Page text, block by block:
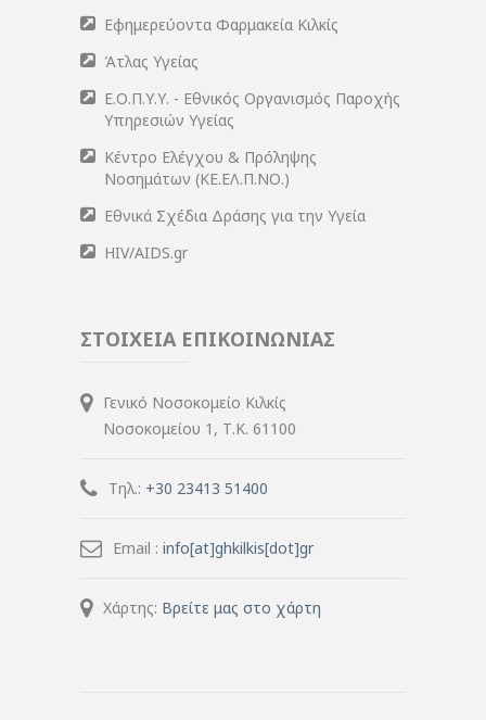
Εφημερεύοντα Φαρμακεία Κιλκίς
Άτλας Υγείας
Ε.Ο.Π.Υ.Υ. - Εθνικός Οργανισμός Παροχής
Υπηρεσιών Υγείας
Κέντρο Ελέγχου & Πρόληψης
Νοσημάτων (ΚΕ.ΕΛ.Π.ΝΟ.)
Εθνικά Σχέδια Δράσης για την Υγεία
HIV/AIDS.gr
ΣΤΟΙΧΕΙΑ ΕΠΙΚΟΙΝΩΝΙΑΣ
Γενικό Νοσοκομείο Κιλκίς
Νοσοκομείου 1, Τ.Κ. 61100
Τηλ.: +30 23413 51400
Email : info[at]ghkilkis[dot]gr
Χάρτης: Βρείτε μας στο χάρτη